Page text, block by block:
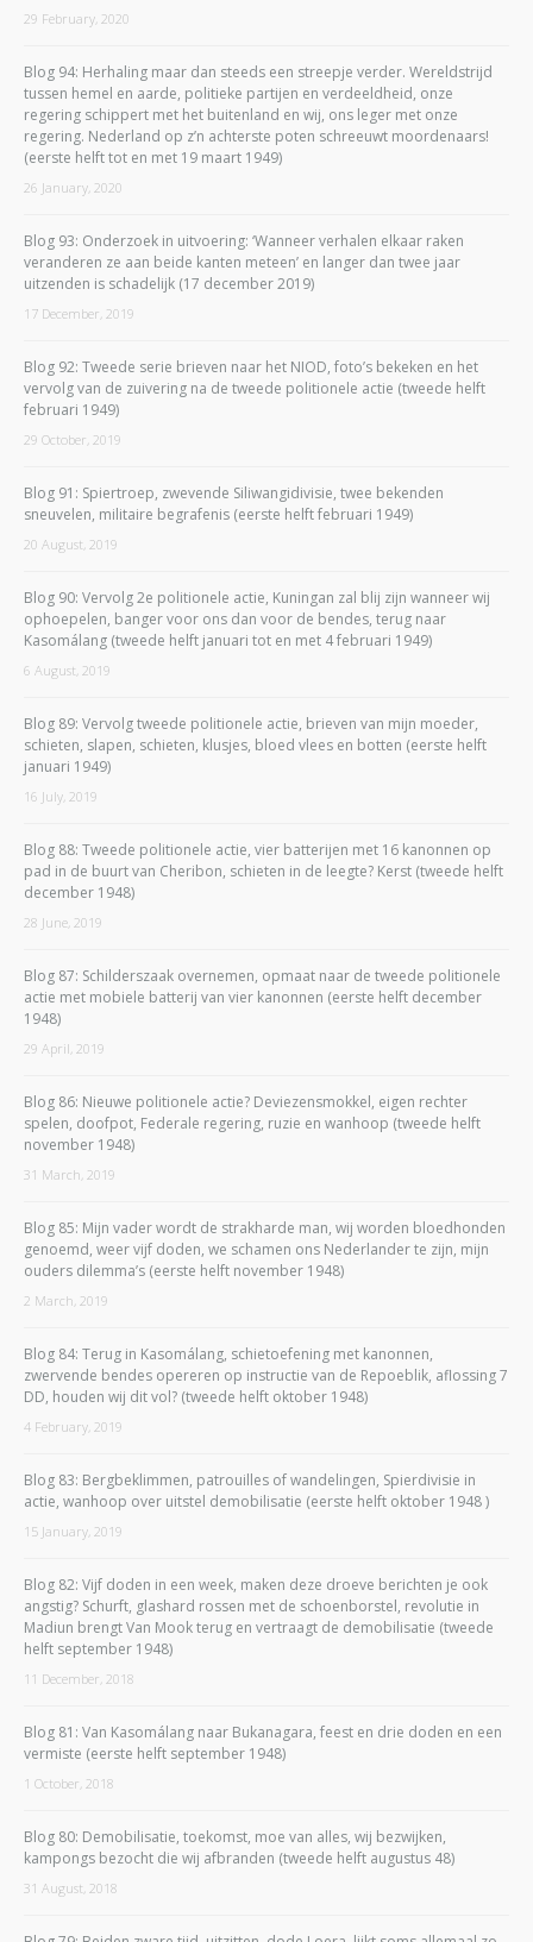
29 February, 2020
Blog 94: Herhaling maar dan steeds een streepje verder. Wereldstrijd
tussen hemel en aarde, politieke partijen en verdeeldheid, onze
regering schippert met het buitenland en wij, ons leger met onze
regering. Nederland op z’n achterste poten schreeuwt moordenaars!
(eerste helft tot en met 19 maart 1949)
26 January, 2020
Blog 93: Onderzoek in uitvoering: ‘Wanneer verhalen elkaar raken
veranderen ze aan beide kanten meteen’ en langer dan twee jaar
uitzenden is schadelijk (17 december 2019)
17 December, 2019
Blog 92: Tweede serie brieven naar het NIOD, foto’s bekeken en het
vervolg van de zuivering na de tweede politionele actie (tweede helft
februari 1949)
29 October, 2019
Blog 91: Spiertroep, zwevende Siliwangidivisie, twee bekenden
sneuvelen, militaire begrafenis (eerste helft februari 1949)
20 August, 2019
Blog 90: Vervolg 2e politionele actie, Kuningan zal blij zijn wanneer wij
ophoepelen, banger voor ons dan voor de bendes, terug naar
Kasomálang (tweede helft januari tot en met 4 februari 1949)
6 August, 2019
Blog 89: Vervolg tweede politionele actie, brieven van mijn moeder,
schieten, slapen, schieten, klusjes, bloed vlees en botten (eerste helft
januari 1949)
16 July, 2019
Blog 88: Tweede politionele actie, vier batterijen met 16 kanonnen op
pad in de buurt van Cheribon, schieten in de leegte? Kerst (tweede helft
december 1948)
28 June, 2019
Blog 87: Schilderszaak overnemen, opmaat naar de tweede politionele
actie met mobiele batterij van vier kanonnen (eerste helft december
1948)
29 April, 2019
Blog 86: Nieuwe politionele actie? Deviezensmokkel, eigen rechter
spelen, doofpot, Federale regering, ruzie en wanhoop (tweede helft
november 1948)
31 March, 2019
Blog 85: Mijn vader wordt de strakharde man, wij worden bloedhonden
genoemd, weer vijf doden, we schamen ons Nederlander te zijn, mijn
ouders dilemma’s (eerste helft november 1948)
2 March, 2019
Blog 84: Terug in Kasomálang, schietoefening met kanonnen,
zwervende bendes opereren op instructie van de Repoeblik, aflossing 7
DD, houden wij dit vol? (tweede helft oktober 1948)
4 February, 2019
Blog 83: Bergbeklimmen, patrouilles of wandelingen, Spierdivisie in
actie, wanhoop over uitstel demobilisatie (eerste helft oktober 1948 )
15 January, 2019
Blog 82: Vijf doden in een week, maken deze droeve berichten je ook
angstig? Schurft, glashard rossen met de schoenborstel, revolutie in
Madiun brengt Van Mook terug en vertraagt de demobilisatie (tweede
helft september 1948)
11 December, 2018
Blog 81: Van Kasomálang naar Bukanagara, feest en drie doden en een
vermiste (eerste helft september 1948)
1 October, 2018
Blog 80: Demobilisatie, toekomst, moe van alles, wij bezwijken,
kampongs bezocht die wij afbranden (tweede helft augustus 48)
31 August, 2018